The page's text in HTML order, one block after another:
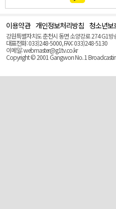
이용약관 개인정보처리방침 청소년보
강원특별자치도 춘천시 동면 소양강로 274 G1방
대표전화: 033)248-5000, FAX: 033)248-5130
이메일: webmaster@g1tv.co.kr
Copyright © 2001 Gangwon No. 1